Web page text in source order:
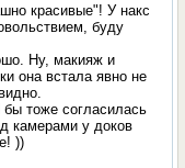
красивые"! У накс
буду
Ну, макияж и
она встала явно не
тоже согласилась
камерами у доков
))